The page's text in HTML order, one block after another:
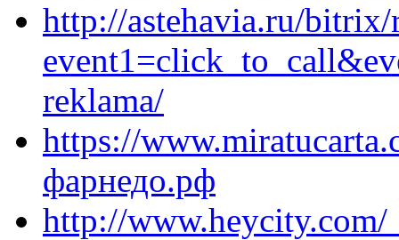
http://astehavia.ru/bitrix/
reklama/
https://
фарнедо.рф
http://www.heycity.com/